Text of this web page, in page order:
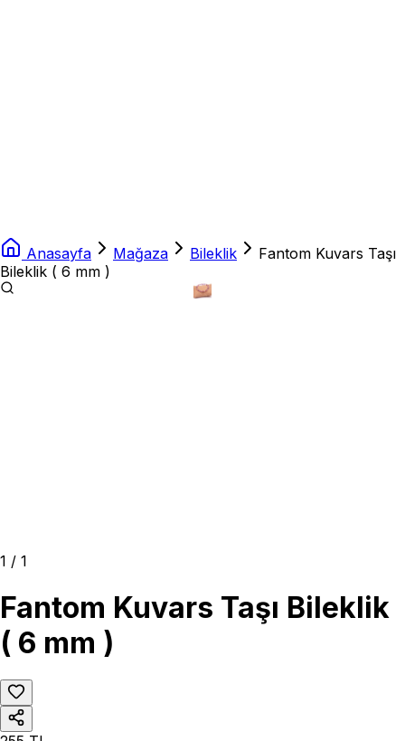
Anasayfa Mağaza Bileklik
Fantom Kuvars Taşı
Bileklik ( 6 mm )
1 / 1
Fantom Kuvars Taşı Bileklik
( 6 mm )